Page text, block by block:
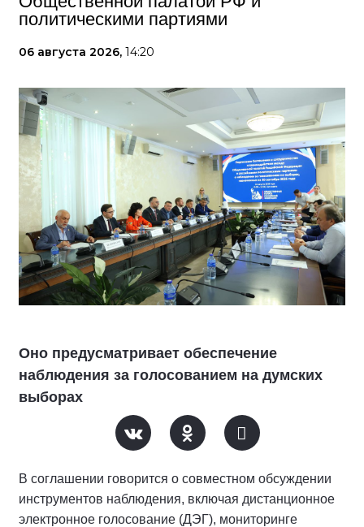
политическими партиями
06 августа 2026, 14:20
Оно предусматривает обеспечение
наблюдения за голосованием на думских
выборах
В соглашении говорится о совместном обсуждении
инструментов наблюдения, включая дистанционное
электронное голосование (ДЭГ), мониторинге